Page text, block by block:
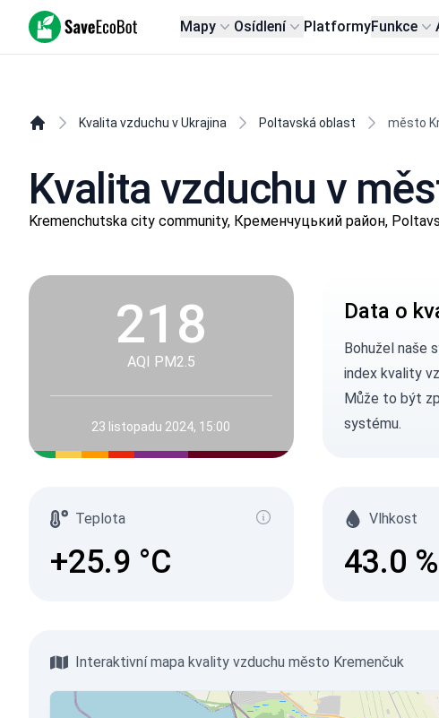
SaveEcoBot Mapy Osídlení PlatformyFunkce
Kvalita vzduchu v Ukrajina Poltavská oblast město
Kvalita vzduchu v
Kremenchutska city community, Кременчуцький район,
218
AQI PM2.5
23 listopadu 2024, 15:00
Data o
Bohužel naše
index kvality
Může to být
systému.
Teplota
+25.9 °C
Vlhkost
43.0 %
Interaktivní mapa kvality vzduchu město Kremenčuk